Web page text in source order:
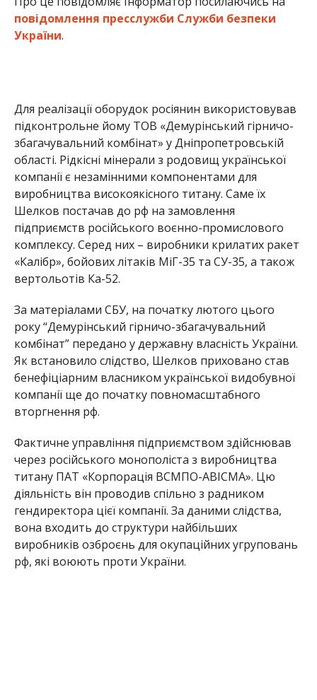
повідомлення пресслужби Служби безпеки
України.
Для реалізації оборудок росіянин використовував
підконтрольне йому ТОВ «Демурінський гірничо-
збагачувальний комбінат» у Дніпропетровській
області. Рідкісні мінерали з родовищ української
компанії є незамінними компонентами для
виробництва високоякісного титану. Саме їх
Шелков постачав до рф на замовлення
підприємств російського воєнно-промислового
комплексу. Серед них – виробники крилатих ракет
«Калібр», бойових літаків МіГ-35 та СУ-35, а також
вертольотів Ка-52.
За матеріалами СБУ, на початку лютого цього
року “Демурінський гірничо-збагачувальний
комбінат” передано у державну власність України.
Як встановило слідство, Шелков приховано став
бенефіціарним власником української видобувної
компанії ще до початку повномасштабного
вторгнення рф.
Фактичне управління підприємством здійснював
через російського монополіста з виробництва
титану ПАТ «Корпорація ВСМПО-АВІСМА». Цю
діяльність він проводив спільно з радником
гендиректора цієї компанії. За даними слідства,
вона входить до структури найбільших
виробників озброєнь для окупаційних угруповань
рф, які воюють проти України.